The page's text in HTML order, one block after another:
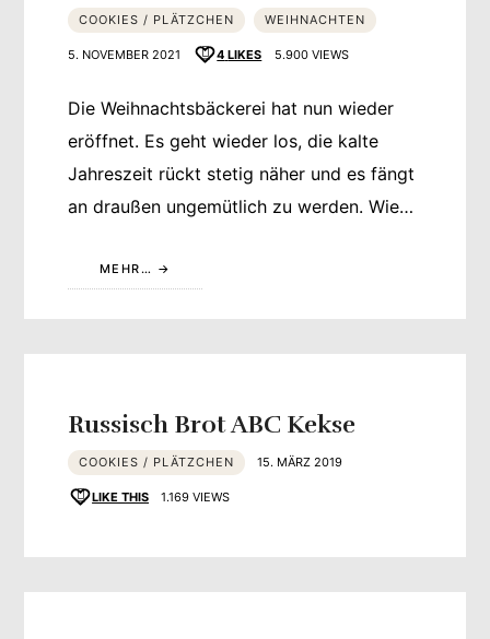
COOKIES / PLÄTZCHEN WEIHNACHTEN
5. NOVEMBER 2021 4 LIKES 5.900 VIEWS
Die Weihnachtsbäckerei hat nun wieder
eröffnet. Es geht wieder los, die kalte
Jahreszeit rückt stetig näher und es fängt
an draußen ungemütlich zu werden. Wie…
MEHR…
Russisch Brot ABC Kekse
COOKIES / PLÄTZCHEN 15. MÄRZ 2019
LIKE THIS 1.169 VIEWS